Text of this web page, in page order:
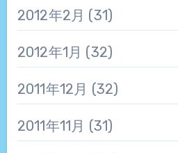
2012年2月 (31)
2012年1月 (32)
2011年12月 (32)
2011年11月 (31)